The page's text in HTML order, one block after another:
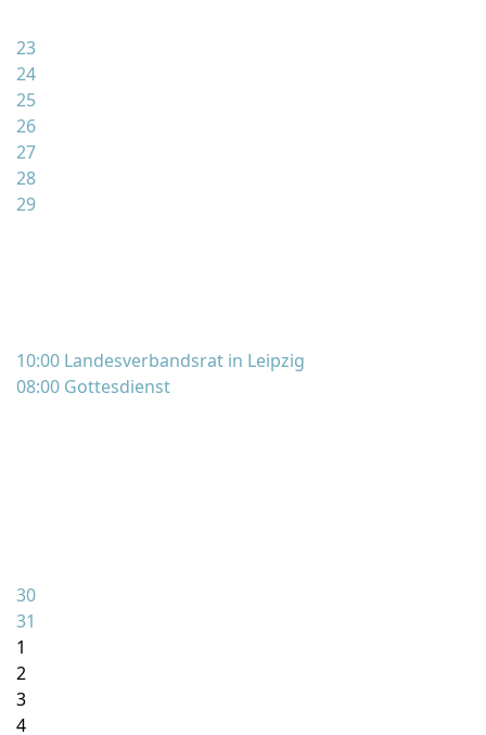
23
24
25
26
27
28
29
10:00 Landesverbandsrat in Leipzig
08:00 Gottesdienst
30
31
1
2
3
4